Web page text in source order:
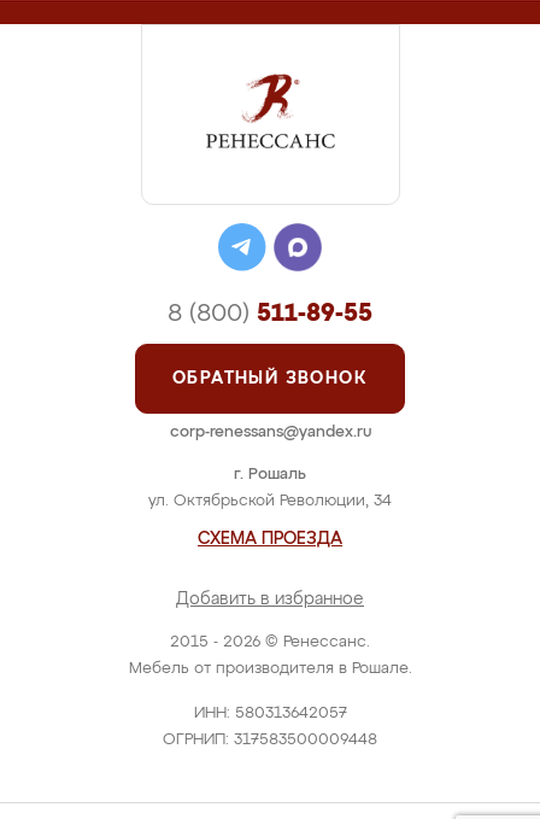
2015 - 2026 © Ренессанс.
Мебель от производителя в Рошале.
ИНН: 580313642057
ОГРНИП: 317583500009448
г. Рошаль
ул. Октябрьской Революции, 34
СХЕМА ПРОЕЗДА
Добавить в избранное
8 (800) 511-89-55
ОБРАТНЫЙ ЗВОНОК
corp-renessans@yandex.ru